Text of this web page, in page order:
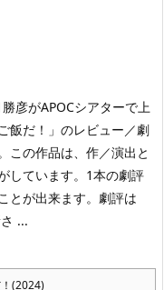
彦がAPOCシアターで上
飯だ！」のレビュー／劇
この作品は、作／演出と
しています。1本の劇評
とが出来ます。劇評は
...
(2024)